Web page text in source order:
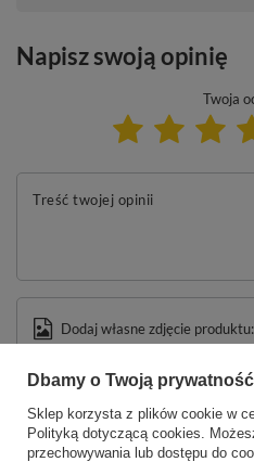
Napisz swoją opinię
Twoja
Treść twojej opinii
Dodaj własne zdjęcie produktu:
Twoje imię
Dbamy o Twoją prywatność
Sklep korzysta z plików cookie w
Polityką dotyczącą cookies.
przechowywania lub dostępu do